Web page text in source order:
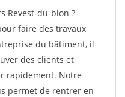
Revest-du-bion ?
faire des travaux
du bâtiment, il
des clients et
rapidement. Notre
permet de rentrer en